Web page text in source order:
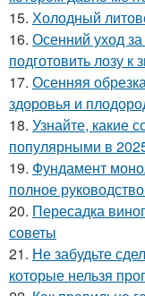
15. Холодный
16. Осенний уход
подготовить лозу к
17. Осенняя
здоровья и
18. Узнайте, какие
популярными в
19. Фундамент
полное
20. Пересадка
советы
21. Не забудьте
которые нельзя